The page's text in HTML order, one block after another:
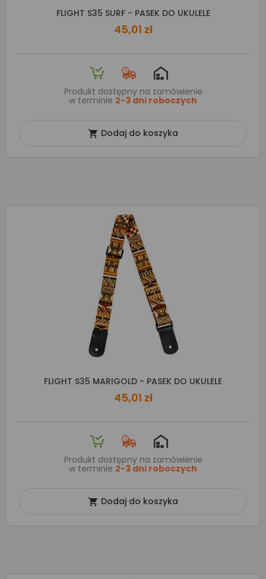
FLIGHT S35 SURF - PASEK DO UKULELE
45,01 zł
Produkt dostępny na zamówienie
w terminie 2-3 dni roboczych
 Dodaj do koszyka
FLIGHT S35 MARIGOLD - PASEK DO UKULELE
45,01 zł
Produkt dostępny na zamówienie
w terminie 2-3 dni roboczych
 Dodaj do koszyka